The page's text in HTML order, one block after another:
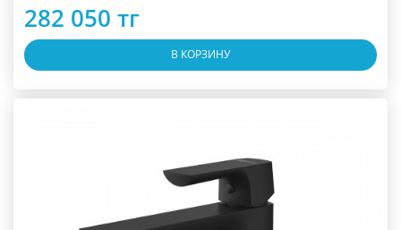
282 050 тг
В КОРЗИНУ